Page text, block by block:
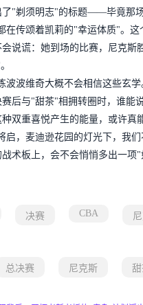
"剃须明志"的标题——毕竟那场
传颂着凯莉的"幸运体质"。这
说谎：她到场的比赛，尼克
波维奇大概不会相信这些玄学
后与"甜茶"相拥转圈时，谁能
双重喜悦产生的能量，或许真
，麦迪逊花园的灯光下，我们
术板上，会不会悄悄多出一项"
决赛 CBA
总决赛 尼克斯